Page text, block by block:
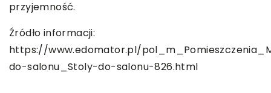
przyjemność.
Źródło informacji:
https://www.edomator.pl/
do-salonu_Stoly-do-salonu-826.html